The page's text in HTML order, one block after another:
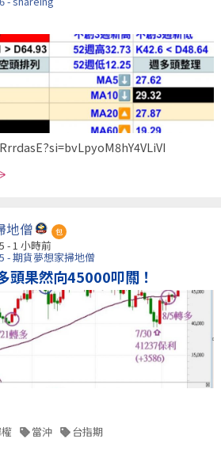
地僧 包
- 1 小時前
- 期貨夢想家掃地僧
頭果然向45000叩關！
當沖 台指期